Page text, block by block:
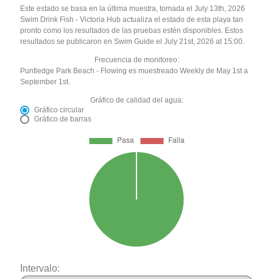
Este estado se basa en la última muestra, tomada el July 13th, 2026
Swim Drink Fish - Victoria Hub actualiza el estado de esta playa tan
pronto como los resultados de las pruebas estén disponibles. Estos
resultados se publicaron en Swim Guide el July 21st, 2026 at 15:00.
Frecuencia de monitoreo:
Puntledge Park Beach - Flowing es muestreado Weekly de May 1st a
September 1st.
Gráfico de calidad del agua:
Gráfico circular
Gráfico de barras
Intervalo: